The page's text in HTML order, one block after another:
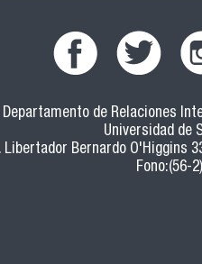
Departamento de Relaciones
Universidad de
Libertador Bernardo O'Higgins
Fono:(56-